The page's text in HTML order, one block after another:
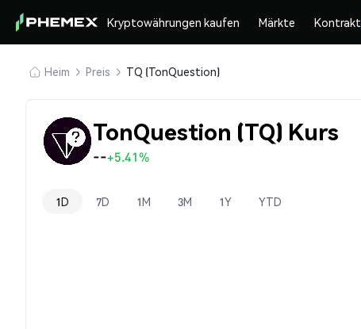
Kryptowährungen kaufen Märkte Kontrakt
Heim Preis TQ (TonQuestion)
TonQuestion (TQ) Kurs
--+5.41%
1D 7D 1M 3M 1Y YTD